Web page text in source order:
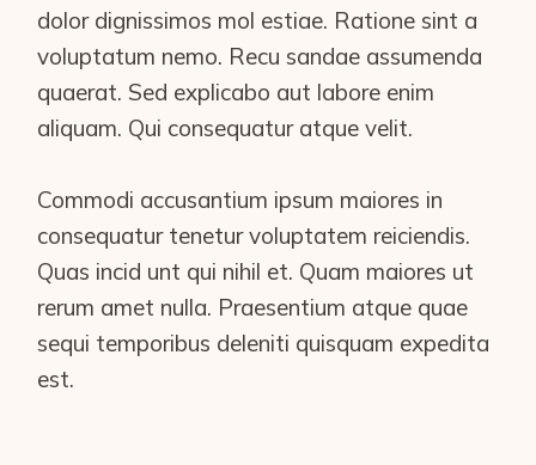
dolor dignissimos mol estiae. Ratione sint a
voluptatum nemo. Recu sandae assumenda
quaerat. Sed explicabo aut labore enim
aliquam. Qui consequatur atque velit.
Commodi accusantium ipsum maiores in
consequatur tenetur voluptatem reiciendis.
Quas incid unt qui nihil et. Quam maiores ut
rerum amet nulla. Praesentium atque quae
sequi temporibus deleniti quisquam expedita
est.